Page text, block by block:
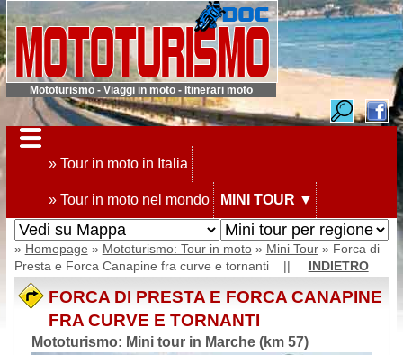
Mototurismo - Viaggi in moto - Itinerari moto
» Tour in moto in Italia
» Tour in moto nel mondo MINI TOUR ▼
» Homepage » Mototurismo: Tour in moto» Mini Tour» Forca di
Presta e Forca Canapine fra curve e tornanti || INDIETRO
FORCA DI PRESTA E FORCA CANAPINE
FRA CURVE E TORNANTI
Mototurismo: Mini tour in Marche (km 57)